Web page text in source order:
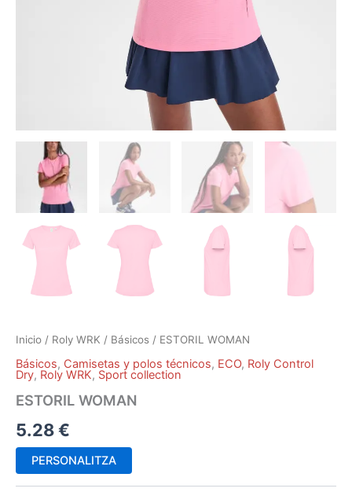
Inicio / Roly WRK / Básicos / ESTORIL WOMAN
Básicos, Camisetas y polos técnicos, ECO, Roly Control
Dry, Roly WRK, Sport collection
ESTORIL WOMAN
5.28€
PERSONALITZA